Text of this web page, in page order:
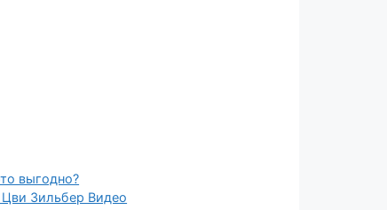
выгодно?
Зильбер Видео